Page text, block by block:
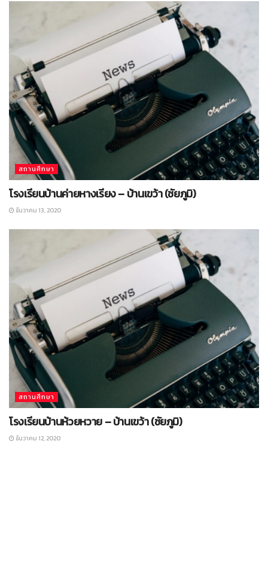
สถานศึกษา
โรงเรียนบ้านค่ายหางเรียง – บ้านเขว้า (ชัยภูมิ)
ธันวาคม 13, 2020
สถานศึกษา
โรงเรียนบ้านห้วยหวาย – บ้านเขว้า (ชัยภูมิ)
ธันวาคม 12, 2020